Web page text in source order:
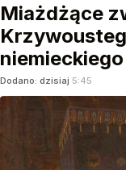
Miażdżące
Dodano: dzisiaj 5:45